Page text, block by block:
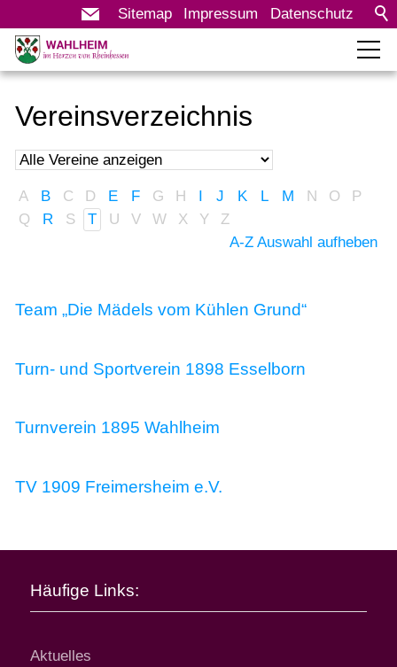
Sitemap Impressum Datenschutz
Vereine
Bildergalerie
Bürgerprojekt
Vereinsverzeichnis
A B C D E F G H J K L M N O
P
Q
R S T U V W X Y
Z
A-Z Auswahl aufheben
Team „Die Mädels vom Kühlen Grund“
Turn- und Sportverein 1898 Esselborn
Turnverein 1895 Wahlheim
TV 1909 Freimersheim e.V.
Häufige Links:
Aktuelles